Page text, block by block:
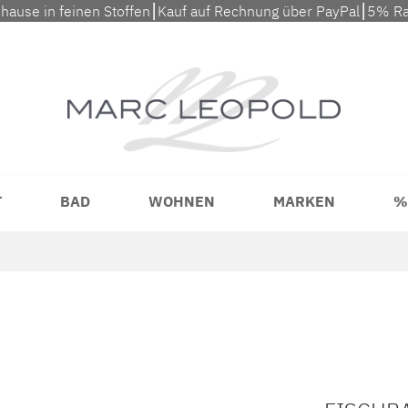
in feinen Stoffen⎮Kauf auf Rechnung über PayPal⎮5%
BAD WOHNEN MARKEN